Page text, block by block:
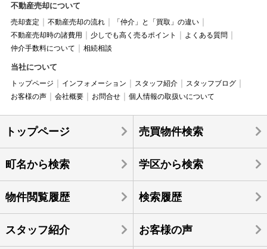
不動産売却について
売却査定 不動産売却の流れ
「仲介」と「買取」の違い
不動産売却時の諸費用
少しでも高く売るポイント
よくある質問
仲介手数料について
相続相談
当社について
トップページ インフォメーション スタッフ紹介
スタッフブログ
お客様の声
会社概要 お問合せ 個人情報の取扱いについて
トップページ 売買物件検索
町名から検索 学区から検索
物件閲覧履歴 検索履歴
スタッフ紹介 お客様の声